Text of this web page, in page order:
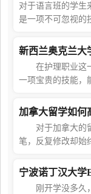
对于语言班的学生
是一项不可忽视的
升语言班Essay写
新西兰奥克兰大学护
在护理职业这一
一项宝贵的技能，
松地撰写护理论文
加拿大留学如何
对于加拿大的留
笔，反复修改却始
拿大高等教育研究
宁波诺丁汉大学
刚开学没多久，